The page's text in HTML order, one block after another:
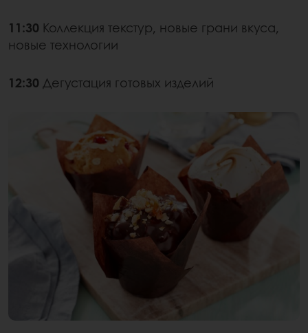
11:30 Коллекция текстур, новые грани вкуса,
новые технологии
12:30 Дегустация готовых изделий